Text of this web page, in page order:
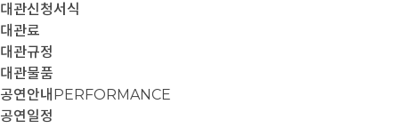
대관신청서식
대관료
대관규정
대관물품
공연안내 PERFORMANCE
공연일정